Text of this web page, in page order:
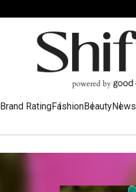
Brand RatingFashionBeautyNews